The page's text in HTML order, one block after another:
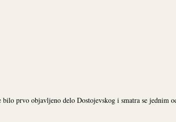
prvo objavljeno delo Dostojevskog i smatra se jednim